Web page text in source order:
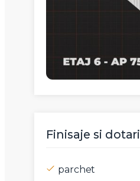
Finisaje si dotari
parchet